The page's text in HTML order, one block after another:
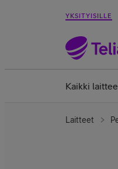
YKSITYISILLE
Kaikki
Laitteet